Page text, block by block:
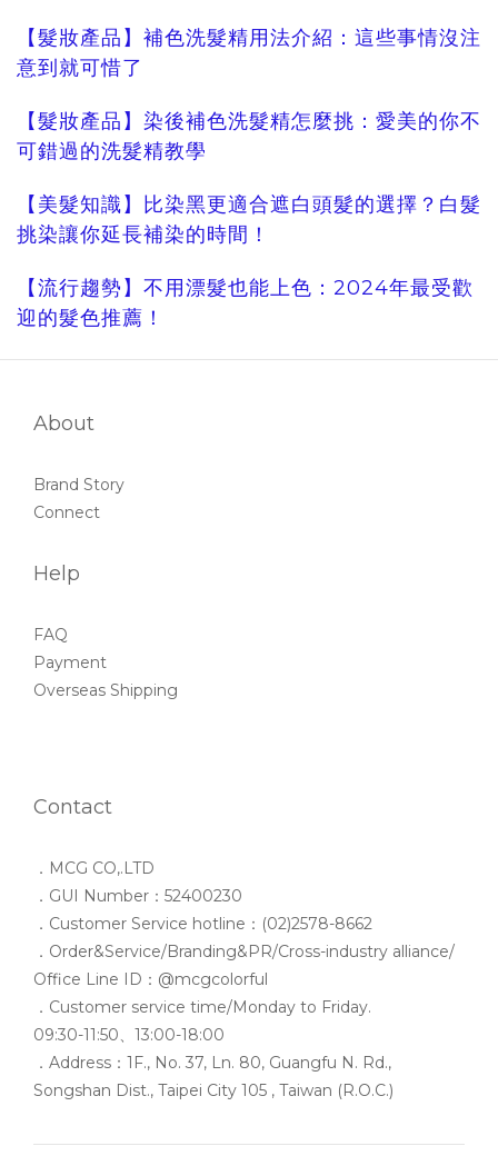
【髮妝產品】補色洗髮精用法介紹：這些事情沒注
意到就可惜了
【髮妝產品】染後補色洗髮精怎麼挑：愛美的你不
可錯過的洗髮精教學
【美髮知識】比染黑更適合遮白頭髮的選擇？白髮
挑染讓你延長補染的時間！
【流行趨勢】不用漂髮也能上色：2024年最受歡
迎的髮色推薦！
About
Brand Story
Connect
Help
FAQ
Payment
Overseas Shipping
Contact
．MCG CO,.LTD
．GUI Number：52400230
．Customer Service hotline：(02)2578-8662
．Order&Service/Branding&PR/Cross-industry alliance/
Office Line ID：@mcgcolorful
．Customer service time/Monday to Friday.
09:30-11:50、13:00-18:00
．Address：1F., No. 37, Ln. 80, Guangfu N. Rd.,
Songshan Dist., Taipei City 105 , Taiwan (R.O.C.)